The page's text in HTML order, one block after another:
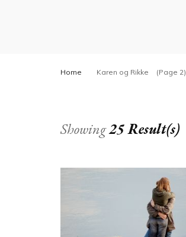
Home Karen og Rikke (Page 2)
Showing25 Result(s)